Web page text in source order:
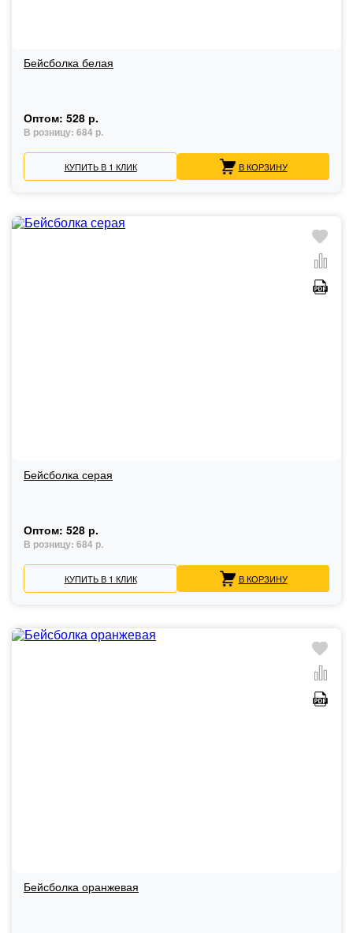
Бейсболка белая
Оптом: 528 р.
В розницу: 684 р.
КУПИТЬ В 1 КЛИК В КОРЗИНУ
Бейсболка серая
Оптом: 528 р.
В розницу: 684 р.
КУПИТЬ В 1 КЛИК В КОРЗИНУ
Бейсболка оранжевая